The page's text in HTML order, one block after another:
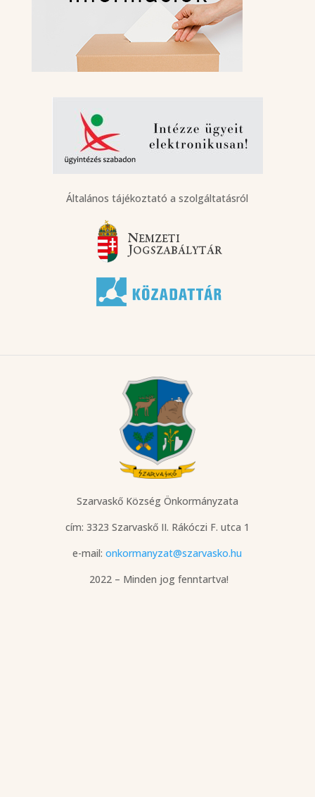
Általános tájékoztató a szolgáltatásról
Szarvaskő Község Önkormányzata
cím: 3323 Szarvaskő II. Rákóczi F. utca 1
e-mail:onkormanyzat@szarvasko.hu
2022 – Minden jog fenntartva!